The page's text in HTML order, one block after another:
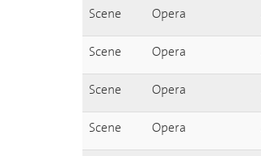
Scene Opera
Scene Opera
Scene Opera
Scene Opera